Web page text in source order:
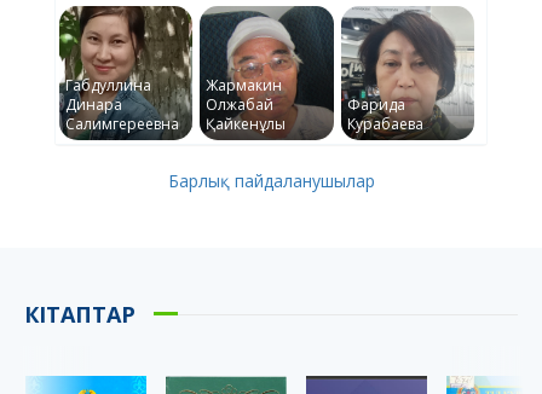
Габдуллина
Динара
Салимгереевна
Жармакин
Олжабай
Қайкенұлы
Фарида
Курабаева
Барлық пайдаланушылар
КІТАПТАР